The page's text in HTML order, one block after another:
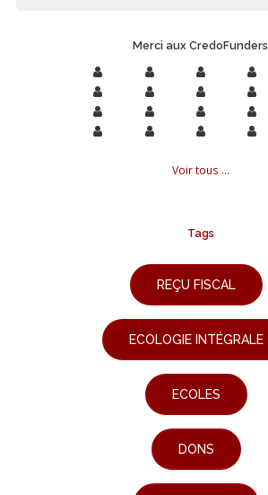
Merci aux CredoFunders
Voir tous ...
Tags
REÇU FISCAL
ECOLOGIE INTÉGRALE
ECOLES
DONS